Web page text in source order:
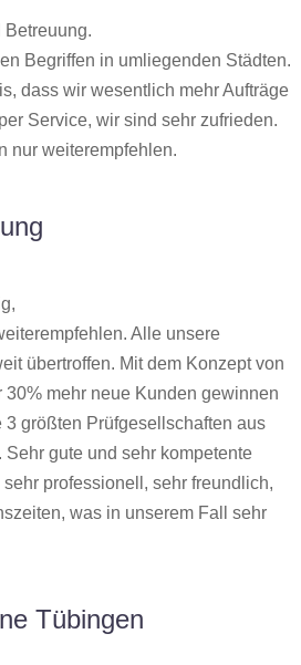
Betreuung.
Begriffen in umliegenden Städten.
dass wir wesentlich mehr Aufträge
Service, wir sind sehr zufrieden.
nur weiterempfehlen.
Alle unsere
übertroffen. Mit dem Konzept von
30% mehr neue Kunden gewinnen
3 größten Prüfgesellschaften aus
gute und sehr kompetente
professionell, sehr freundlich,
was in unserem Fall sehr
Tübingen